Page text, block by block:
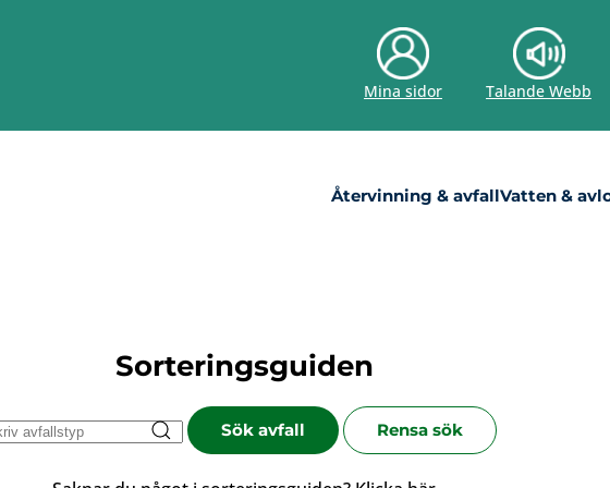
Mina sidor Talande Webb
Återvinning & avfallVatten &
Sorteringsguiden
Sök avfall Rensa sök